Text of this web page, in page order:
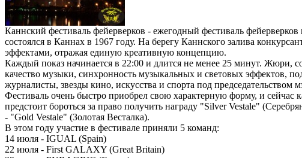
Каннский фестиваль фейерверков - ежегодный фестиваль
состоялся в Каннах в 1967 году. На берегу Каннского залива
эффектами, отражая единую креативную концепцию.
Каждый показ начинается в 22:00 и длится не менее 25 минут. Жюри,
качество музыки, синхронность музыкальных и световых эффектов,
журналисты, звезды кино, искусства и спорта под председательством
Фестиваль очень быстро приобрел свою характерную форму, и
предстоит бороться за право получить награду "Silver Vestale"
- "Gold Vestale" (Золотая Весталка).
В этом году участие в фестивале приняли 5 команд:
14 июля - IGUAL (Spain)
22 июля - First GALAXY (Great Britain)